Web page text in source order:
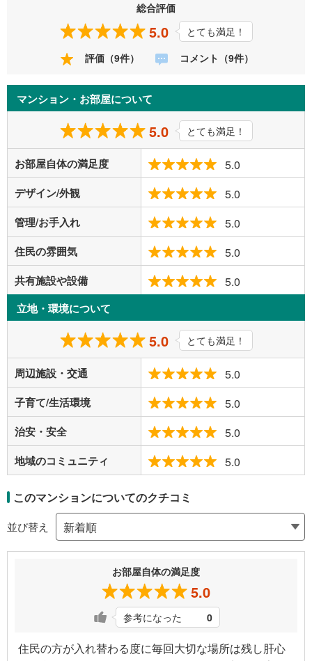
総合評価
5.0
とても満足！
評価（9件）
コメント（9件）
マンション・お部屋について
5.0 とても満足！
お部屋自体の満足度 5.0
デザイン/外観 5.0
管理/お手入れ 5.0
住民の雰囲気 5.0
共有施設や設備 5.0
立地・環境について
5.0 とても満足！
周辺施設・交通 5.0
子育て/生活環境 5.0
治安・安全 5.0
地域のコミュニティ 5.0
このマンションについてのクチコミ
並び替え
お部屋自体の満足度
5.0
参考になった 0
住民の方が入れ替わる度に毎回大切な場所は残し肝心